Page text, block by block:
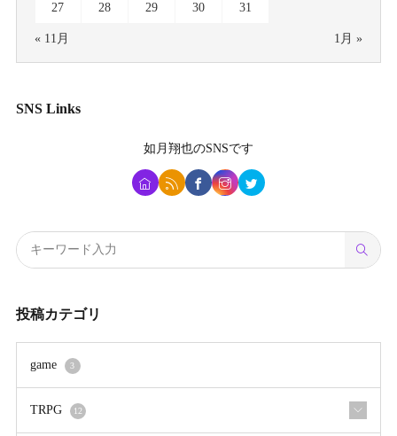
27 28 29 30 31
« 11月 1月 »
SNS Links
如月翔也のSNSです
投稿カテゴリ
game 3
TRPG 12